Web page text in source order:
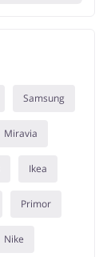
Samsung
Miravia
Ikea
Primor
Nike